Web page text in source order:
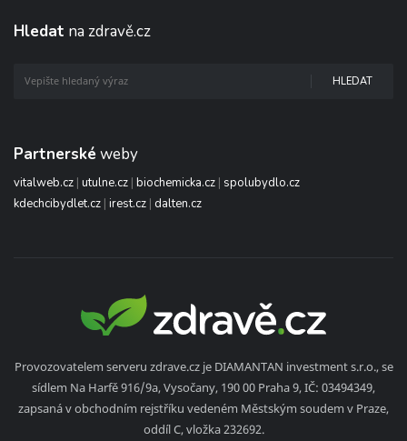
Hledat na zdravě.cz
HLEDAT
Partnerské weby
vitalweb.cz | utulne.cz | biochemicka.cz | spolubydlo.cz
kdechcibydlet.cz | irest.cz | dalten.cz
Provozovatelem serveru zdrave.cz je DIAMANTAN investment s.r.o., se
sídlem Na Harfě 916/9a, Vysočany, 190 00 Praha 9, IČ: 03494349,
zapsaná v obchodním rejstříku vedeném Městským soudem v Praze,
oddíl C, vložka 232692.